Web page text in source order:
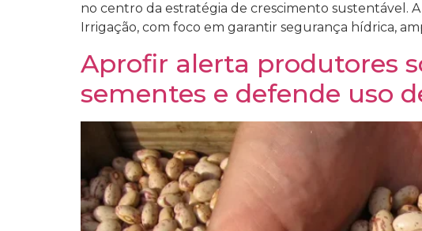
no centro da estratégia de crescimento sustentável.
Irrigação, com foco em garantir segurança hídrica,
Aprofir alerta produtores
sementes e defende uso